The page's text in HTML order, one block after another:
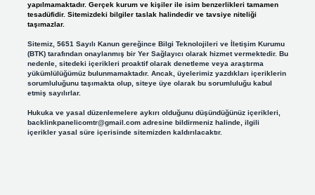
yapılmamaktadır. Gerçek kurum ve kişiler ile isim benzerlikleri tamamen
tesadüfidir. Sitemizdeki bilgiler taslak halindedir ve tavsiye niteliği
taşımazlar.
Sitemiz, 5651 Sayılı Kanun gereğince Bilgi Teknolojileri ve İletişim Kurumu
(BTK) tarafından onaylanmış bir Yer Sağlayıcı olarak hizmet vermektedir. Bu
nedenle, sitedeki içerikleri proaktif olarak denetleme veya araştırma
yükümlülüğümüz bulunmamaktadır. Ancak, üyelerimiz yazdıkları içeriklerin
sorumluluğunu taşımakta olup, siteye üye olarak bu sorumluluğu kabul
etmiş sayılırlar.
Hukuka ve yasal düzenlemelere aykırı olduğunu düşündüğünüz içerikleri,
backlinkpanelicomtr@gmail.comadresine bildirmeniz halinde, ilgili
içerikler yasal süre içerisinde sitemizden kaldırılacaktır.